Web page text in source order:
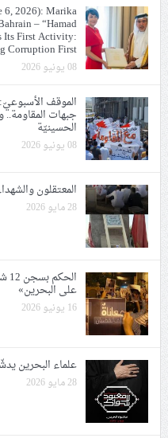
6, 2026): Marika
– “Hamad
Its First Activity:
Corruption First
08 يونيو 2026
الموقف
جبهات
الحسينيّة
08 يونيو 2026
المعتقلون
28 مايو 2026
على البحرين»
16 يونيو 2026
علماء البحرين
28 مايو 2026